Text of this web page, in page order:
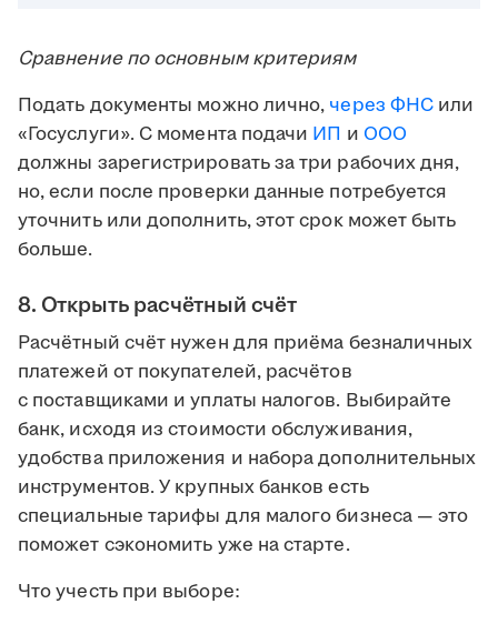
Сравнение по основным критериям
Подать документы можно лично, через ФНС или
«Госуслуги». С момента подачи ИП и ООО
должны зарегистрировать за три рабочих дня,
но, если после проверки данные потребуется
уточнить или дополнить, этот срок может быть
больше.
8. Открыть расчётный счёт
Расчётный счёт нужен для приёма безналичных
платежей от покупателей, расчётов
с поставщиками и уплаты налогов. Выбирайте
банк, исходя из стоимости обслуживания,
удобства приложения и набора дополнительных
инструментов. У крупных банков есть
специальные тарифы для малого бизнеса — это
поможет сэкономить уже на старте.
Что учесть при выборе: